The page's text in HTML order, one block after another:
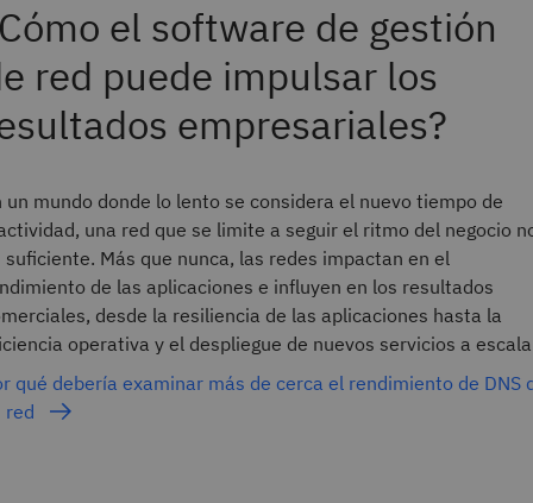
el software de gestión
red puede impulsar los
empresariales?
un mundo donde lo lento se considera el nuevo tiempo de
una red que se limite a seguir el ritmo del negocio
suficiente. Más que nunca, las redes impactan en el
de las aplicaciones e influyen en los resultados
desde la resiliencia de las aplicaciones hasta la
operativa y el despliegue de nuevos servicios a
qué debería examinar más de cerca el rendimiento de DNS
red